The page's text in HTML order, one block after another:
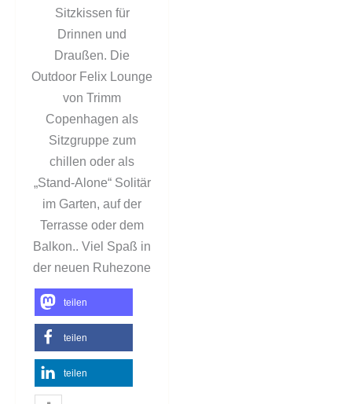
Sitzkissen für
Drinnen und
Draußen. Die
Outdoor Felix Lounge
von Trimm
Copenhagen als
Sitzgruppe zum
chillen oder als
„Stand-Alone“ Solitär
im Garten, auf der
Terrasse oder dem
Balkon.. Viel Spaß in
der neuen Ruhezone
teilen
teilen
teilen